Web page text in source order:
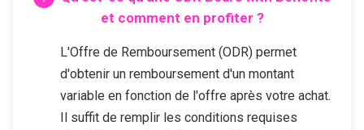
et comment en profiter ?
L'Offre de Remboursement (ODR) permet
d'obtenir un remboursement d'un montant
variable en fonction de l'offre après votre achat.
Il suffit de remplir les conditions requises